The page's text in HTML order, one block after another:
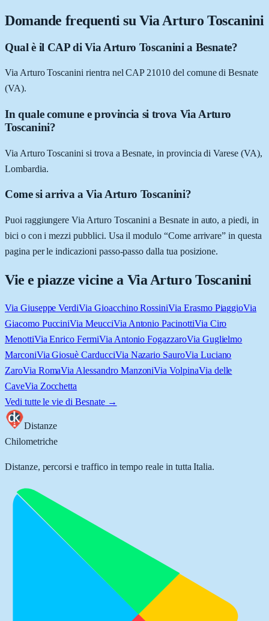
Domande frequenti su Via Arturo Toscanini
Qual è il CAP di Via Arturo Toscanini a Besnate?
Via Arturo Toscanini rientra nel CAP 21010 del comune di Besnate
(VA).
In quale comune e provincia si trova Via Arturo
Toscanini?
Via Arturo Toscanini si trova a Besnate, in provincia di Varese (VA),
Lombardia.
Come si arriva a Via Arturo Toscanini?
Puoi raggiungere Via Arturo Toscanini a Besnate in auto, a piedi, in
bici o con i mezzi pubblici. Usa il modulo “Come arrivare” in questa
pagina per le indicazioni passo-passo dalla tua posizione.
Vie e piazze vicine a Via Arturo Toscanini
Via Giuseppe VerdiVia Gioacchino RossiniVia Erasmo PiaggioVia
Giacomo PucciniVia MeucciVia Antonio PacinottiVia Ciro
MenottiVia Enrico FermiVia Antonio FogazzaroVia Guglielmo
MarconiVia Giosuè CarducciVia Nazario SauroVia Luciano
ZaroVia RomaVia Alessandro ManzoniVia VolpinaVia delle
CaveVia Zocchetta
Vedi tutte le vie di Besnate→
Distanze
Chilometriche
Distanze, percorsi e traffico in tempo reale in tutta Italia.